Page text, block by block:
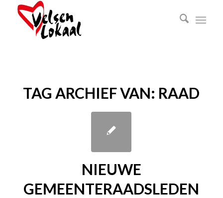
TAG ARCHIEF VAN: RAAD
NIEUWE
GEMEENTERAADSLEDEN